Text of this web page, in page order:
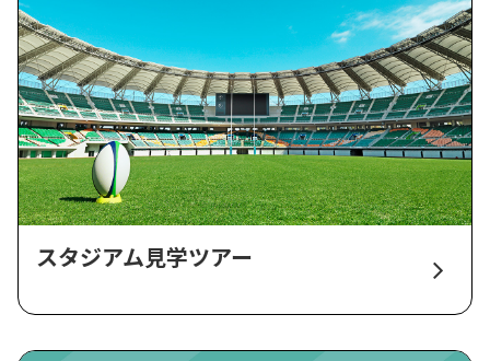
スタジアム見学ツアー